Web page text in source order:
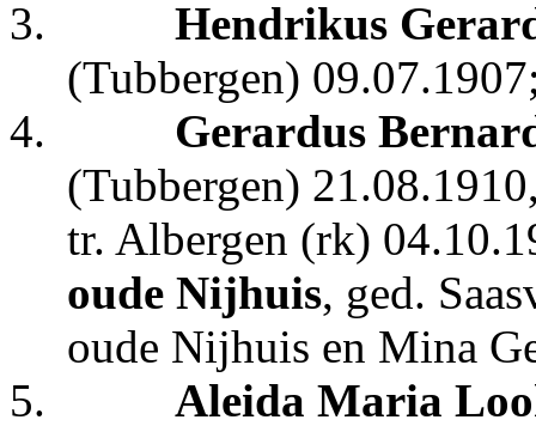
3. Hendrikus
(Tubbergen)
4.
Gerardus
(Tubbergen)
tr. Albergen (rk)
oude Nijhuis, ged.
oude Nijhuis en Mina
5.
Aleida Maria